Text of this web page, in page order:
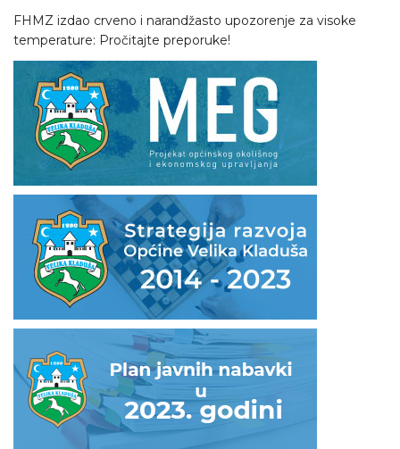
FHMZ izdao crveno i narandžasto upozorenje za visoke
temperature: Pročitajte preporuke!